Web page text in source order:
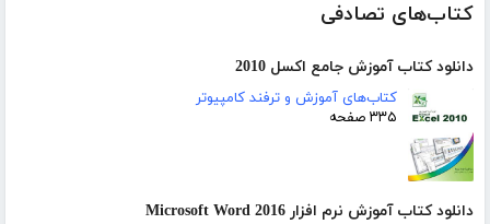
کتاب‌های تصادفی
دانلود کتاب آموزش جامع اکسل 2010
کتاب‌های آموزش و ترفند کامپیوتر
۳۳۵ صفحه
دانلود کتاب آموزش نرم افزار Microsoft Word 2016